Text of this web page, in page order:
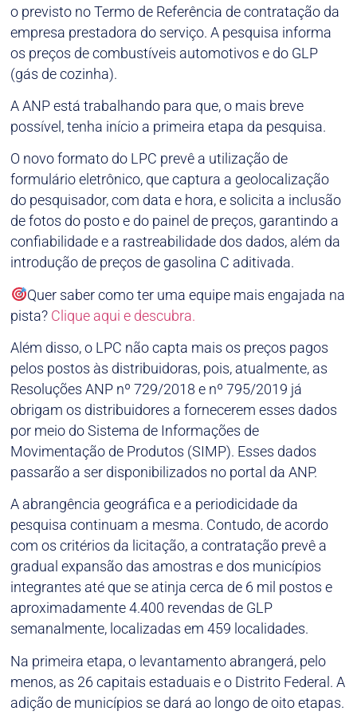
o previsto no Termo de Referência de contratação da
empresa prestadora do serviço. A pesquisa informa
os preços de combustíveis automotivos e do GLP
(gás de cozinha).
A ANP está trabalhando para que, o mais breve
possível, tenha início a primeira etapa da pesquisa.
O novo formato do LPC prevê a utilização de
formulário eletrônico, que captura a geolocalização
do pesquisador, com data e hora, e solicita a inclusão
de fotos do posto e do painel de preços, garantindo a
confiabilidade e a rastreabilidade dos dados, além da
introdução de preços de gasolina C aditivada.
Quer saber como ter uma equipe mais engajada na
pista? Clique aqui e descubra.
Além disso, o LPC não capta mais os preços pagos
pelos postos às distribuidoras, pois, atualmente, as
Resoluções ANP nº 729/2018 e nº 795/2019 já
obrigam os distribuidores a fornecerem esses dados
por meio do Sistema de Informações de
Movimentação de Produtos (SIMP). Esses dados
passarão a ser disponibilizados no portal da ANP.
A abrangência geográfica e a periodicidade da
pesquisa continuam a mesma. Contudo, de acordo
com os critérios da licitação, a contratação prevê a
gradual expansão das amostras e dos municípios
integrantes até que se atinja cerca de 6 mil postos e
aproximadamente 4.400 revendas de GLP
semanalmente, localizadas em 459 localidades.
Na primeira etapa, o levantamento abrangerá, pelo
menos, as 26 capitais estaduais e o Distrito Federal. A
adição de municípios se dará ao longo de oito etapas.